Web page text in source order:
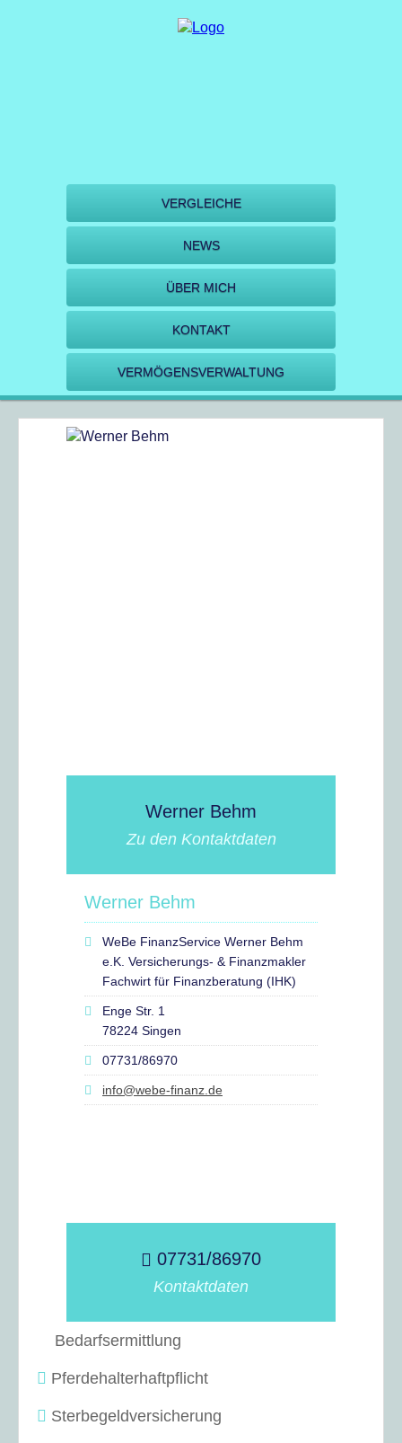
VERGLEICHE
NEWS
ÜBER MICH
KONTAKT
VERMÖGENSVERWALTUNG
Werner Behm
Zu den Kontaktdaten
Werner Behm
WeBe FinanzService Werner Behm
e.K. Versicherungs- & Finanzmakler
Fachwirt für Finanzberatung (IHK)
Enge Str. 1
78224 Singen
07731/86970
info@webe-finanz.de
07731/86970
Kontaktdaten
Bedarfsermittlung
Pferdehalterhaftpflicht
Sterbegeldversicherung